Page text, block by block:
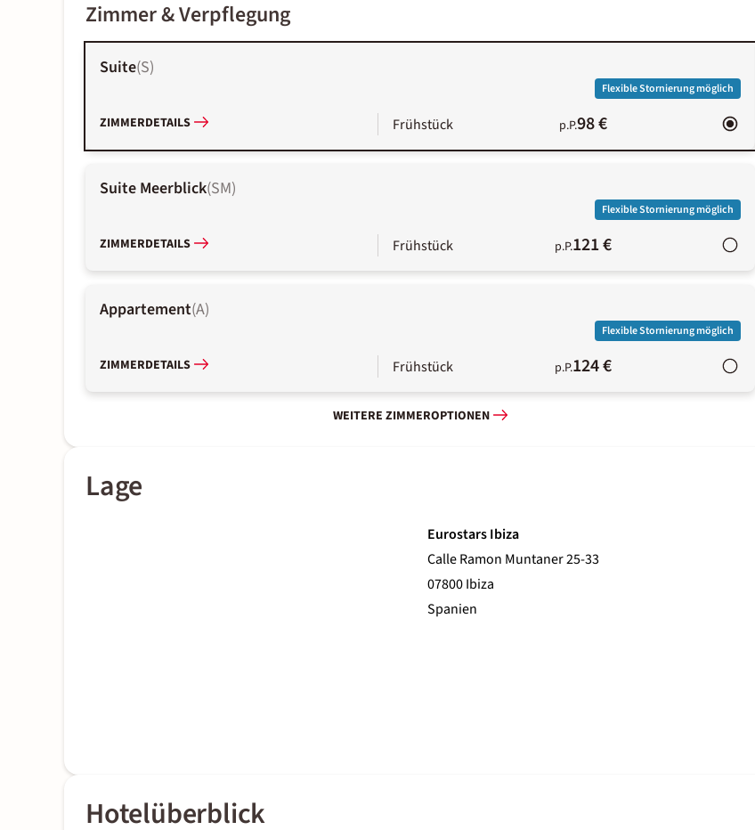
Zimmer & Verpflegung
Suite(S)
Flexible Stornierung möglich
ZIMMERDETAILS Frühstück p.P.98 €
Suite Meerblick(SM)
Flexible Stornierung möglich
ZIMMERDETAILS Frühstück p.P.121 €
Appartement(A)
Flexible Stornierung möglich
ZIMMERDETAILS Frühstück p.P.124 €
WEITERE ZIMMEROPTIONEN
Lage
Eurostars Ibiza
Calle Ramon Muntaner 25-33
07800 Ibiza
Spanien
Hotelüberblick